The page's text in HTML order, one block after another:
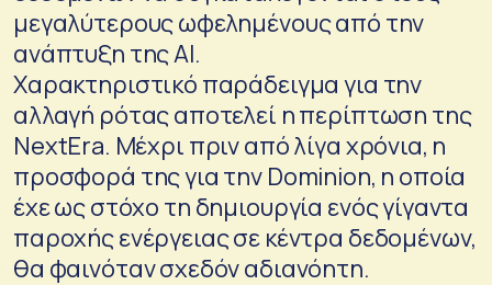
μεγαλύτερους ωφελημένους από την
ανάπτυξη της ΑΙ.
Χαρακτηριστικό παράδειγμα για την
αλλαγή ρότας αποτελεί η περίπτωση της
NextEra. Μέχρι πριν από λίγα χρόνια, η
προσφορά της για την Dominion, η οποία
έχε ως στόχο τη δημιουργία ενός γίγαντα
παροχής ενέργειας σε κέντρα δεδομένων,
θα φαινόταν σχεδόν αδιανόητη.